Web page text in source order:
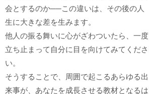
会とするのか──この違いは、その後の人
生に大きな差を生みます。
他人の振る舞いに心がざわついたら、一度
立ち止まって自分に目を向けてみてくださ
い。
そうすることで、周囲で起こるあらゆる出
来事が、あなたを成長させる教材となるは